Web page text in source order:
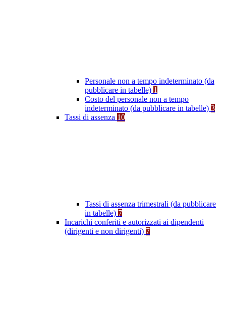
Personale non a tempo indeterminato (da
pubblicare in tabelle) 1
Costo del personale non a tempo
indeterminato (da pubblicare in tabelle) 3
Tassi di assenza 10
Tassi di assenza trimestrali (da pubblicare
in tabelle) 7
Incarichi conferiti e autorizzati ai dipendenti
(dirigenti e non dirigenti) 7